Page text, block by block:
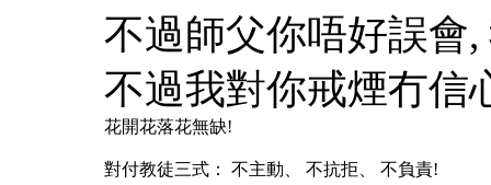
不過師父你唔好誤會
不過我對你戒煙冇信
花開花落花無缺!
對付教徒三式： 不主動、 不抗拒、 不負責!